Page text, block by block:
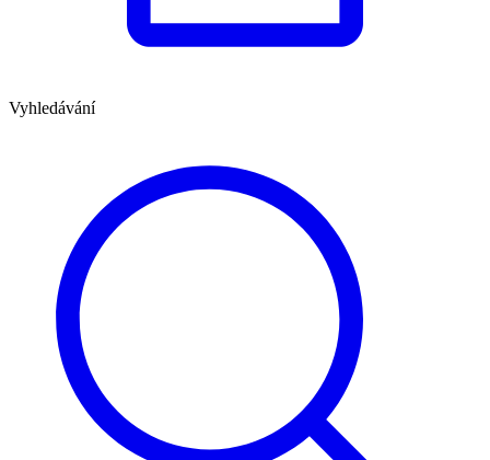
Vyhledávání